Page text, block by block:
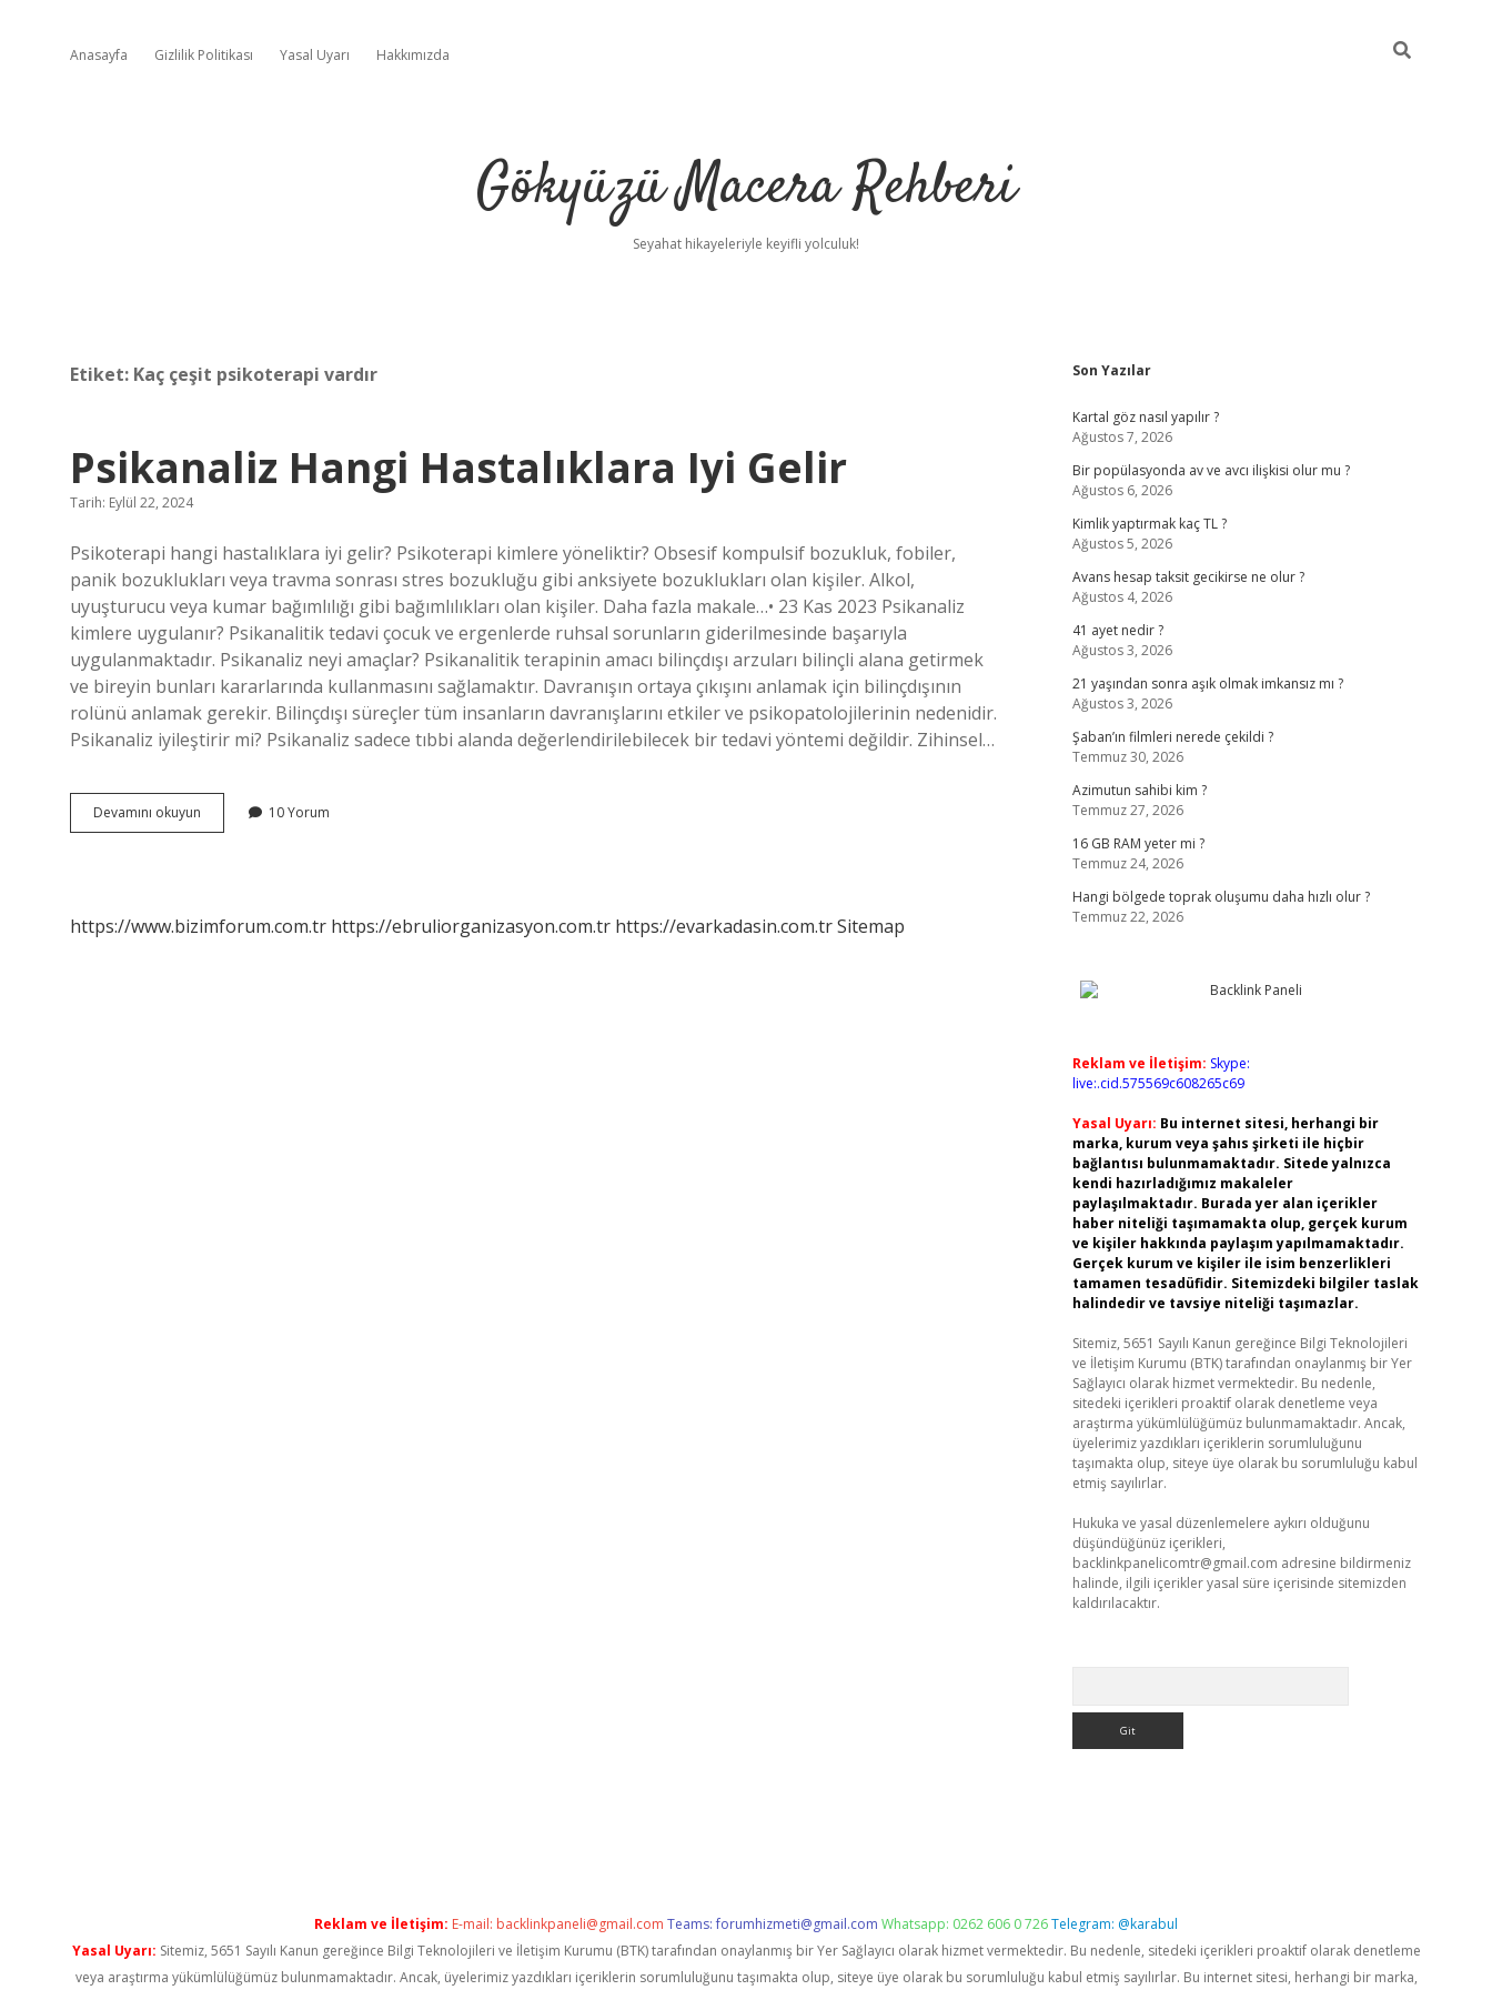
Anasayfa Gizlilik Politikası Yasal Uyarı Hakkımızda
Gökyüzü Macera Rehberi
Seyahat hikayeleriyle keyifli yolculuk!
Etiket: Kaç çeşit psikoterapi vardır
Psikanaliz Hangi Hastalıklara Iyi Gelir
Tarih: Eylül 22, 2024
Psikoterapi hangi hastalıklara iyi gelir? Psikoterapi kimlere yöneliktir? Obsesif kompulsif bozukluk, fobiler,
panik bozuklukları veya travma sonrası stres bozukluğu gibi anksiyete bozuklukları olan kişiler. Alkol,
uyuşturucu veya kumar bağımlılığı gibi bağımlılıkları olan kişiler. Daha fazla makale…• 23 Kas 2023 Psikanaliz
kimlere uygulanır? Psikanalitik tedavi çocuk ve ergenlerde ruhsal sorunların giderilmesinde başarıyla
uygulanmaktadır. Psikanaliz neyi amaçlar? Psikanalitik terapinin amacı bilinçdışı arzuları bilinçli alana getirmek
ve bireyin bunları kararlarında kullanmasını sağlamaktır. Davranışın ortaya çıkışını anlamak için bilinçdışının
rolünü anlamak gerekir. Bilinçdışı süreçler tüm insanların davranışlarını etkiler ve psikopatolojilerinin nedenidir.
Psikanaliz iyileştirir mi? Psikanaliz sadece tıbbi alanda değerlendirilebilecek bir tedavi yöntemi değildir. Zihinsel…
Devamını okuyun Psikanaliz
Hangi
10 Yorum
https://www.bizimforum.com.tr https://ebruliorganizasyon.com.tr https://evarkadasin.com.trSitemap
Sidebar
Son Yazılar
Kartal göz nasıl yapılır ?
Ağustos 7, 2026
Bir popülasyonda av ve avcı ilişkisi olur mu ?
Ağustos 6, 2026
Kimlik yaptırmak kaç TL ?
Ağustos 5, 2026
Avans hesap taksit gecikirse ne olur ?
Ağustos 4, 2026
41 ayet nedir ?
Ağustos 3, 2026
21 yaşından sonra aşık olmak imkansız mı ?
Ağustos 3, 2026
Şaban’ın filmleri nerede çekildi ?
Temmuz 30, 2026
Azimutun sahibi kim ?
Temmuz 27, 2026
16 GB RAM yeter mi ?
Temmuz 24, 2026
Hangi bölgede toprak oluşumu daha hızlı olur ?
Temmuz 22, 2026
Reklam ve İletişim: Skype:
live:.cid.575569c608265c69
Yasal Uyarı: Bu internet sitesi, herhangi bir
marka, kurum veya şahıs şirketi ile hiçbir
bağlantısı bulunmamaktadır. Sitede yalnızca
kendi hazırladığımız makaleler
paylaşılmaktadır. Burada yer alan içerikler
haber niteliği taşımamakta olup, gerçek kurum
ve kişiler hakkında paylaşım yapılmamaktadır.
Gerçek kurum ve kişiler ile isim benzerlikleri
tamamen tesadüfidir. Sitemizdeki bilgiler taslak
halindedir ve tavsiye niteliği taşımazlar.
Sitemiz, 5651 Sayılı Kanun gereğince Bilgi Teknolojileri
ve İletişim Kurumu (BTK) tarafından onaylanmış bir Yer
Sağlayıcı olarak hizmet vermektedir. Bu nedenle,
sitedeki içerikleri proaktif olarak denetleme veya
araştırma yükümlülüğümüz bulunmamaktadır. Ancak,
üyelerimiz yazdıkları içeriklerin sorumluluğunu
taşımakta olup, siteye üye olarak bu sorumluluğu kabul
etmiş sayılırlar.
Hukuka ve yasal düzenlemelere aykırı olduğunu
düşündüğünüz içerikleri,
backlinkpanelicomtr@gmail.com adresine bildirmeniz
halinde, ilgili içerikler yasal süre içerisinde sitemizden
kaldırılacaktır.
Reklam ve İletişim: E-mail: backlinkpaneli@gmail.com Teams:forumhizmeti@gmail.com Whatsapp: 0262 606 0 726Telegram: @karabul
Yasal Uyarı: Sitemiz, 5651 Sayılı Kanun gereğince Bilgi Teknolojileri ve İletişim Kurumu (BTK) tarafından onaylanmış bir Yer Sağlayıcı olarak hizmet vermektedir. Bu nedenle, sitedeki içerikleri proaktif olarak denetleme
veya araştırma yükümlülüğümüz bulunmamaktadır. Ancak, üyelerimiz yazdıkları içeriklerin sorumluluğunu taşımakta olup, siteye üye olarak bu sorumluluğu kabul etmiş sayılırlar. Bu internet sitesi, herhangi bir marka,